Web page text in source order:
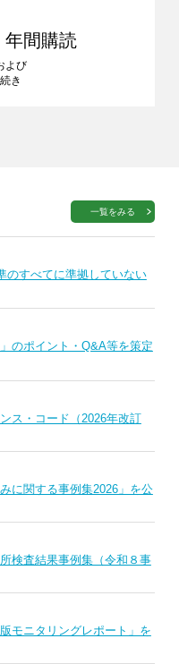
年間購読
よび
き
一覧をみる
のすべてに準拠していない
のポイント・Q&A等を策定
ス・コード（2026年改訂
に関する事例集2026」を公
検査結果事例集（令和８事
モニタリングレポート」を